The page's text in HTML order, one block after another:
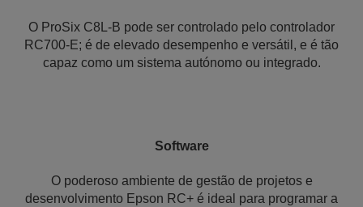
O ProSix C8L-B pode ser controlado pelo controlador
RC700-E; é de elevado desempenho e versátil, e é tão
capaz como um sistema autónomo ou integrado.
Software
O poderoso ambiente de gestão de projetos e
desenvolvimento Epson RC+ é ideal para programar a